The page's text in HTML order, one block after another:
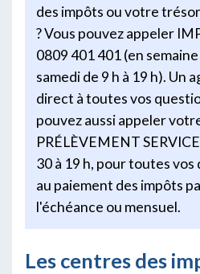
des impôts ou votre
? Vous pouvez appeler
0809 401 401 (en
samedi de 9 h à 19 h). Un
direct à toutes vos
pouvez aussi appeler
PRÉLÈVEMENT
30 à 19 h, pour toutes
au paiement des impôts
l'échéance ou mensuel.
Les centres des